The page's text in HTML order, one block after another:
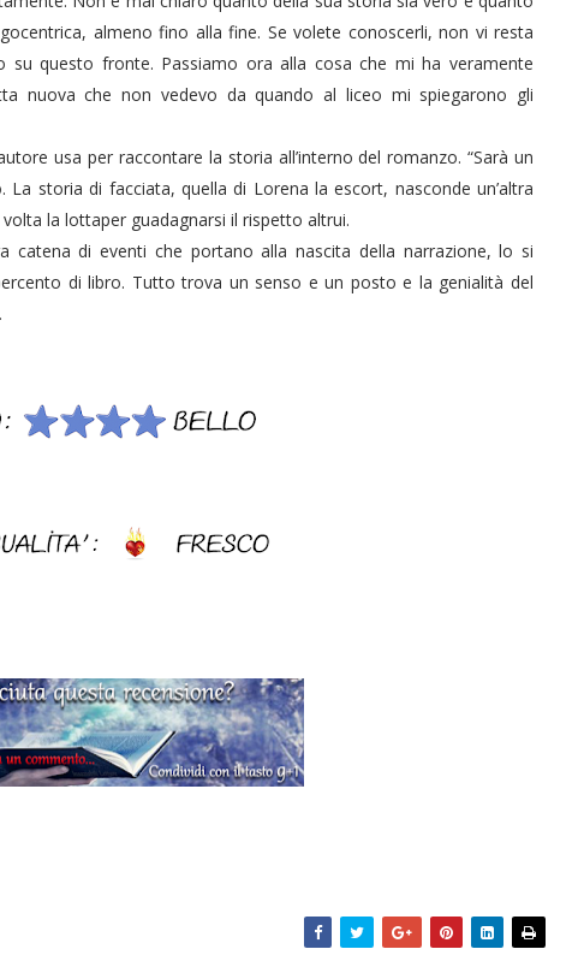
almeno fino alla fine. Se volete conoscerli, non vi resta
questo fronte. Passiamo ora alla cosa che mi ha veramente
nuova che non vedevo da quando al liceo mi spiegarono gli
usa per raccontare la storia all’interno del romanzo. “Sarà un
storia di facciata, quella di Lorena la escort, nasconde un’altra
la lottaper guadagnarsi il rispetto altrui.
catena di eventi che portano alla nascita della narrazione, lo si
di libro. Tutto trova un senso e un posto e la genialità del